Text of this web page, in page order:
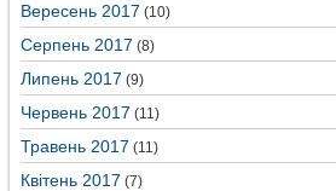
Вересень 2017 (10)
Серпень 2017 (8)
Липень 2017 (9)
Червень 2017 (11)
Травень 2017 (11)
Квітень 2017 (7)